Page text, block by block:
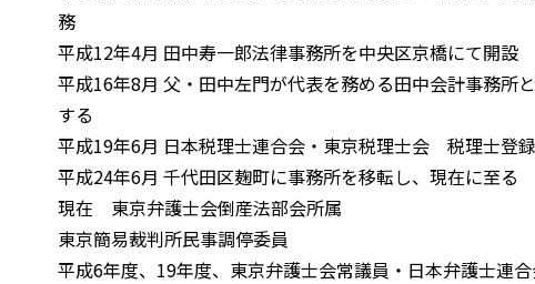
務
平成12年4月 田中寿一郎法律事務所を中央区京橋にて開設
平成16年8月 父・田中左門が代表を務める田中会計事務所
する
平成19年6月 日本税理士連合会・東京税理士会 税理士登録
平成24年6月 千代田区麹町に事務所を移転し、現在に至る
現在 東京弁護士会倒産法部会所属
東京簡易裁判所民事調停委員
平成6年度、19年度、東京弁護士会常議員・日本弁護士連